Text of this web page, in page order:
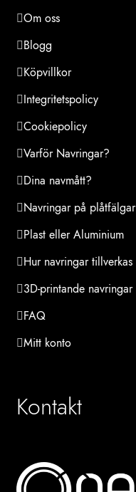
Om oss
Blogg
Köpvillkor
Integritetspolicy
Cookiepolicy
Varför Navringar?
Dina navmått?
Navringar på plåtfälgar
Plast eller Aluminium
Hur navringar tillverkas
3D-printande navringar
FAQ
Mitt konto
Kontakt